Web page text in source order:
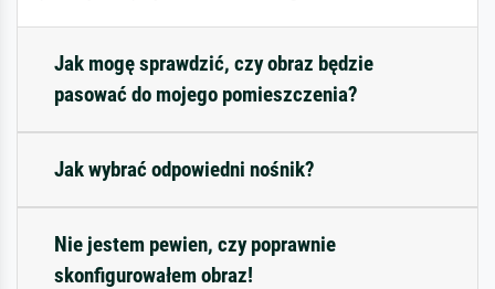
Jak mogę sprawdzić, czy obraz będzie
pasować do mojego pomieszczenia?
Jak wybrać odpowiedni nośnik?
Nie jestem pewien, czy poprawnie
skonfigurowałem obraz!